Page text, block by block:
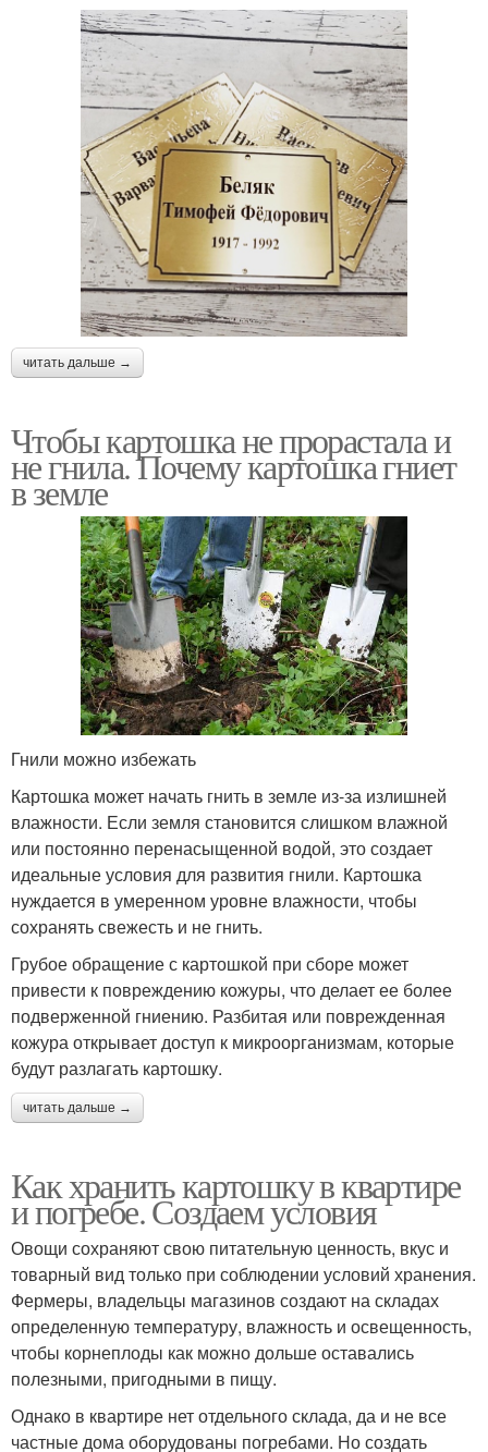
читать дальше →
Чтобы картошка не прорастала и
не гнила. Почему картошка гниет
в земле
Гнили можно избежать
Картошка может начать гнить в земле из-за излишней
влажности. Если земля становится слишком влажной
или постоянно перенасыщенной водой, это создает
идеальные условия для развития гнили. Картошка
нуждается в умеренном уровне влажности, чтобы
сохранять свежесть и не гнить.
Грубое обращение с картошкой при сборе может
привести к повреждению кожуры, что делает ее более
подверженной гниению. Разбитая или поврежденная
кожура открывает доступ к микроорганизмам, которые
будут разлагать картошку.
читать дальше →
Как хранить картошку в квартире
и погребе. Создаем условия
Овощи сохраняют свою питательную ценность, вкус и
товарный вид только при соблюдении условий хранения.
Фермеры, владельцы магазинов создают на складах
определенную температуру, влажность и освещенность,
чтобы корнеплоды как можно дольше оставались
полезными, пригодными в пищу.
Однако в квартире нет отдельного склада, да и не все
частные дома оборудованы погребами. Но создать